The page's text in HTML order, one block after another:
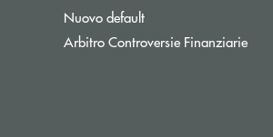
Nuovo default
Arbitro Controversie Finanziarie